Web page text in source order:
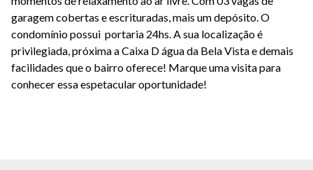
garagem cobertas e escrituradas, mais um depósito. O
condomínio possui portaria 24hs. A sua localização é
privilegiada, próxima a Caixa D água da Bela Vista e demais
facilidades que o bairro oferece! Marque uma visita para
conhecer essa espetacular oportunidade!